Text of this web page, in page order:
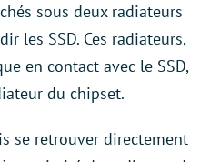
sous deux radiateurs
les SSD. Ces radiateurs,
en contact avec le SSD,
du chipset.
se retrouver directement